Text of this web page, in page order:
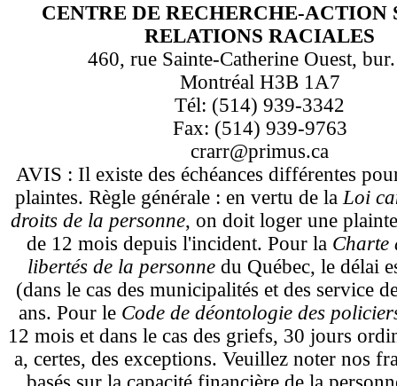
CENTRE DE RECHERCHE-ACTION
RELATIONS RACIALES
460, rue Sainte-Catherine Ouest,
Montréal H3B 1A7
Tél: (514) 939-3342
Fax: (514) 939-9763
crarr@primus.ca
AVIS : Il existe des échéances différentes
plaintes. Règle générale : en vertu de la Loi
droits de la personne, on doit loger une
de 12 mois depuis l'incident. Pour la Charte
libertés de la personnedu Québec, le délai
(dans le cas des municipalités et des service
ans. Pour le Code de déontologie des
12 mois et dans le cas des griefs, 30 jours
a, certes, des exceptions. Veuillez noter nos
basés sur la capacité financière de la